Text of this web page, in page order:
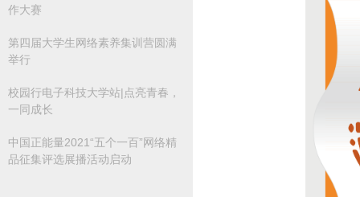
作大赛
第四届大学生网络素养集训营圆满
举行
校园行电子科技大学站|点亮青春，
一同成长
中国正能量2021“五个一百”网络精
品征集评选展播活动启动